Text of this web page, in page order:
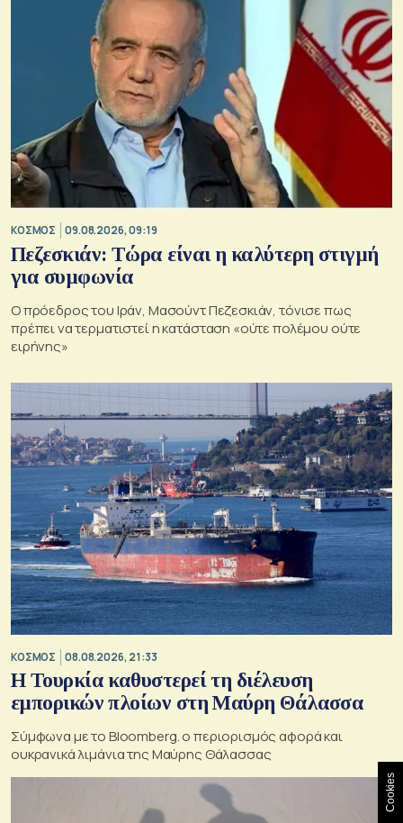
ΚΟΣΜΟΣ 09.08.2026, 09:19
Πεζεσκιάν: Τώρα είναι η καλύτερη στιγμή
για συμφωνία
Ο πρόεδρος του Ιράν, Μασούντ Πεζεσκιάν, τόνισε πως
πρέπει να τερματιστεί η κατάσταση «ούτε πολέμου ούτε
ειρήνης»
ΚΟΣΜΟΣ 08.08.2026, 21:33
Η Τουρκία καθυστερεί τη διέλευση
εμπορικών πλοίων στη Μαύρη Θάλασσα
Σύμφωνα με το Bloomberg. ο περιορισμός αφορά και
ουκρανικά λιμάνια της Μαύρης Θάλασσας
Cookies